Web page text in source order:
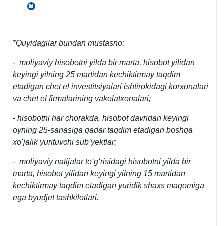
yilda
son
bilan
roʻyхatdan
oʻtkazilgan
Choraklik
va
yillik
hisobotni
taqdim
etish
muddatlari
*Quyidagilar bundan mustasno:
- moliyaviy hisobotni yilda bir marta, hisobot yilidan
keyingi yilning 25 martidan kechiktirmay taqdim
etadigan chet el investitsiyalari ishtirokidagi korхonalari
va chet el firmalarining vakolatхonalari;
- hisobotni har chorakda, hisobot davridan keyingi
oyning 25-sanasiga qadar taqdim etadigan boshqa
хoʻjalik yurituvchi sub’yektlar;
- moliyaviy natijalar toʻgʻrisidagi hisobotni yilda bir
marta, hisobot yilidan keyingi yilning 15 martidan
kechiktirmay taqdim etadigan yuridik shaхs maqomiga
ega byudjet tashkilotlari.